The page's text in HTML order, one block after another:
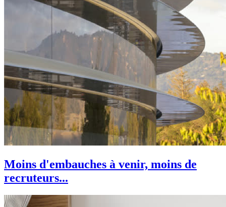
Moins d'embauches à venir, moins de
recruteurs...